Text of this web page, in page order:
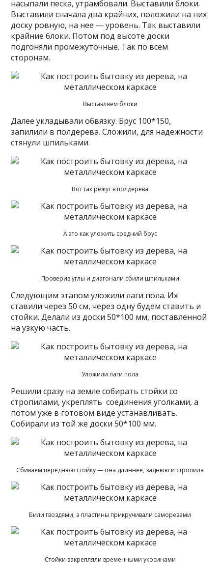
насыпали песка, утрамбовали. Выставили блоки.
Выставили сначала два крайних, положили на них
доску ровную, на нее — уровень. Так выставили
крайние блоки. Потом под высоте доски
подгоняли промежуточные. Так по всем
сторонам.
Выставляем блоки
Далее укладывали обвязку. Брус 100*150,
запилили в полдерева. Сложили, для надежности
стянули шпильками.
Вот так режут в полдерева
А это как уложить средний брус
Проверив углы и диагонали сбили шпильками
Следующим этапом уложили лаги пола. Их
ставили через 50 см, через одну будем ставить и
стойки. Делали из доски 50*100 мм, поставленной
на узкую часть.
Уложили лаги пола
Решили сразу на земле собирать стойки со
стропилами, укреплять соединения уголками, а
потом уже в готовом виде устанавливать.
Собирали из той же доски 50*100 мм.
Сбиваем переднюю стойку — она длиннее, заднюю и стропила
Били гвоздями, а пластины прикручивали саморезами
Стойки закрепляли временными укосинами